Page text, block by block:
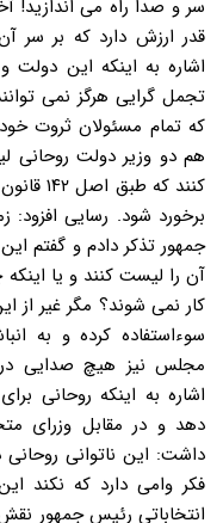
قدر ارزش دارد که بر سر
اشاره به اینکه این دولت
تجمل گرایی هرگز نمی
که تمام مسئولان ثروت خود
هم دو وزیر دولت روحانی
کنند که
برخورد شود. رسایی
جمهور تذکر دادم و گفتم
آن را لیست کنند و یا
کار نمی شوند؟ مگر غیر از
سوءاستفاده کرده و به
مجلس نیز هیچ صدایی
اشاره به اینکه روحانی
دهد و در مقابل وزرای
داشت: این ناتوانی روحانی
فکر وامی دارد که نکند
انتخاباتی رئیس جمهور